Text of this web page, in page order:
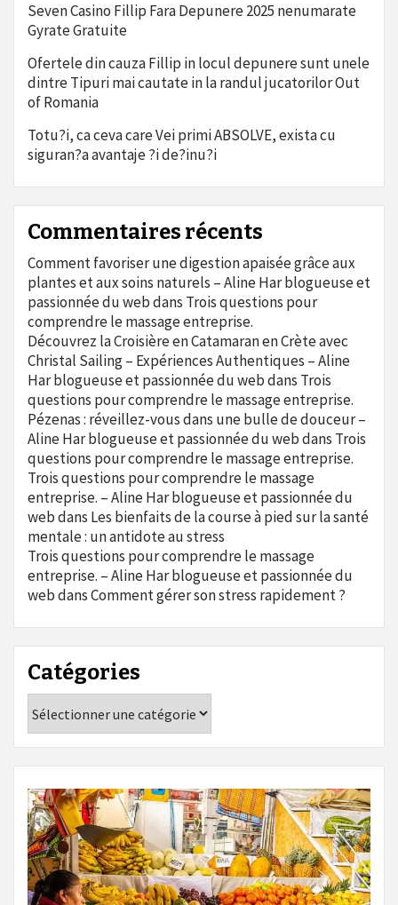
Seven Casino Fillip Fara Depunere 2025 nenumarate
Gyrate Gratuite
Ofertele din cauza Fillip in locul depunere sunt unele
dintre Tipuri mai cautate in la randul jucatorilor Out
of Romania
Totu?i, ca ceva care Vei primi ABSOLVE, exista cu
siguran?a avantaje ?i de?inu?i
Commentaires récents
Comment favoriser une digestion apaisée grâce aux
plantes et aux soins naturels – Aline Har blogueuse et
passionnée du webdans Trois questions pour
comprendre le massage entreprise.
Découvrez la Croisière en Catamaran en Crète avec
Christal Sailing – Expériences Authentiques – Aline
Har blogueuse et passionnée du webdans Trois
questions pour comprendre le massage entreprise.
Pézenas : réveillez-vous dans une bulle de douceur –
Aline Har blogueuse et passionnée du webdans Trois
questions pour comprendre le massage entreprise.
Trois questions pour comprendre le massage
entreprise. – Aline Har blogueuse et passionnée du
webdans Les bienfaits de la course à pied sur la santé
mentale : un antidote au stress
Trois questions pour comprendre le massage
entreprise. – Aline Har blogueuse et passionnée du
webdansComment gérer son stress rapidement ?
Catégories